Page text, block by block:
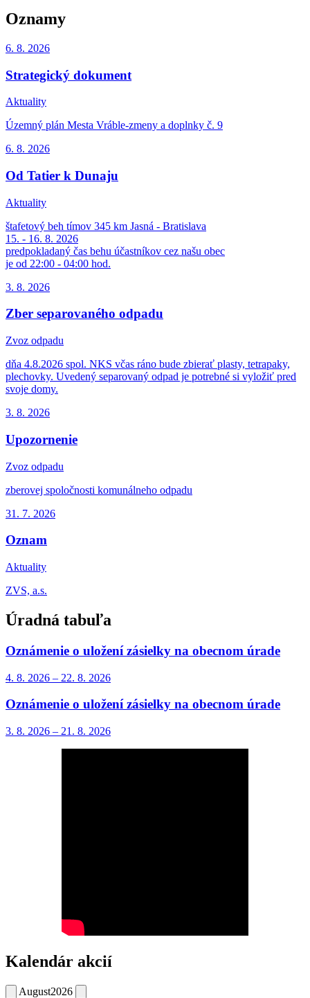
Oznamy
6. 8. 2026
Strategický dokument
Aktuality
Územný plán Mesta Vráble-zmeny a doplnky č. 9
6. 8. 2026
Od Tatier k Dunaju
Aktuality
štafetový beh tímov 345 km Jasná - Bratislava
15. - 16. 8. 2026
predpokladaný čas behu účastníkov cez našu obec
je od 22:00 - 04:00 hod.
3. 8. 2026
Zber separovaného odpadu
Zvoz odpadu
dňa 4.8.2026 spol. NKS včas ráno bude zbierať plasty, tetrapaky,
plechovky. Uvedený separovaný odpad je potrebné si vyložiť pred
svoje domy.
3. 8. 2026
Upozornenie
Zvoz odpadu
zberovej spoločnosti komunálneho odpadu
31. 7. 2026
Oznam
Aktuality
ZVS, a.s.
Úradná tabuľa
Oznámenie o uložení zásielky na obecnom úrade
4. 8. 2026 – 22. 8. 2026
Oznámenie o uložení zásielky na obecnom úrade
3. 8. 2026 – 21. 8. 2026
Kalendár akcií
August2026